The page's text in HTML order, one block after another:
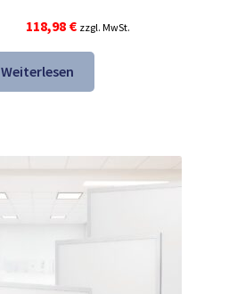
Ursprünglicher
Preis
war:
147,69 €
118,98 €Aktueller
Preis
118,98 €.
zzgl. MwSt.
Weiterlesen